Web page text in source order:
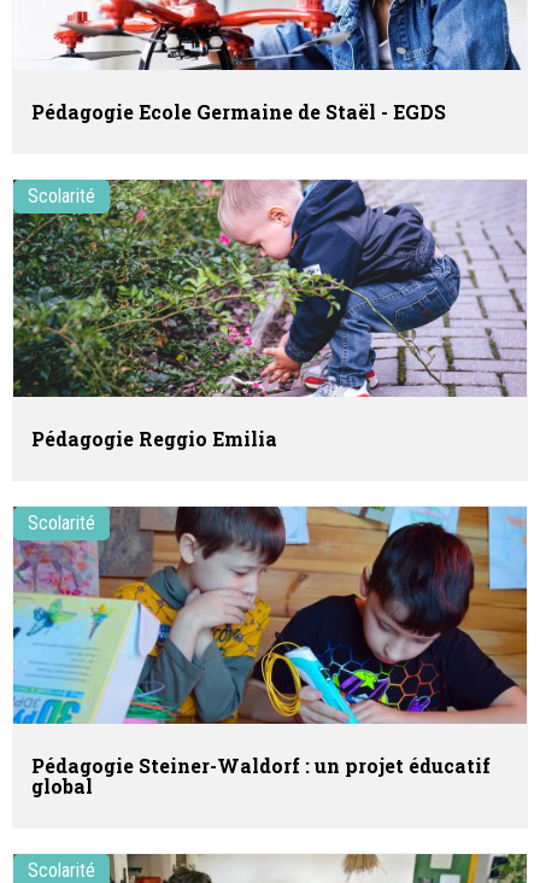
Pédagogie Ecole Germaine de Staël - EGDS
Scolarité
Pédagogie Reggio Emilia
Scolarité
Pédagogie Steiner-Waldorf : un projet éducatif
global
Scolarité